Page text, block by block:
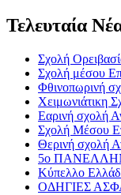
Τελευταία
Σχολή
Σχολή μέσου
Φθινοπωρινή
Χειμωνιάτικη
Εαρινή σχολή
Σχολή Μέσου
Θερινή σχολή
5ο
Κύπελλο
ΟΔΗΓΙΕΣ